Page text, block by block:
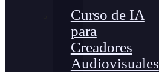
Curso de IA
para
Creadores
Audiovisuales